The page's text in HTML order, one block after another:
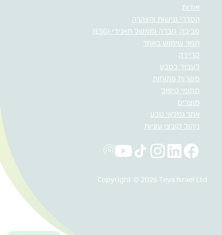
אודות
הסדרי נגישות והצהרה
סביבה, חברה וממשל תאגידי (ESG)
תנאי שימוש באתר
קריירה
לעבוד בטבע
משרות פתוחות
תחומי טיפול
מוצרים
אתר גמלאי טבע
ניהול קובצי עוגיות
Copyright © 2026 Teva Israel Ltd